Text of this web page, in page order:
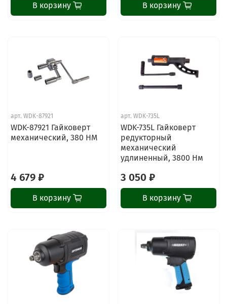
В корзину В корзину
арт. WDK-87921
WDK-87921 Гайковерт
механический, 380 НМ
4 679 ₽
В корзину
арт. WDK-735L
WDK-735L Гайковерт
редукторный
механический
удлиненный, 3800 Нм
3 050 ₽
В корзину